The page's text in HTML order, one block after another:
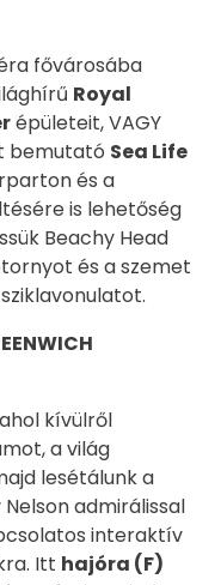
fővárosába
Royal
épületeit, VAGY
bemutató Sea Life
és a
is lehetőség
Beachy Head
és a szemet
kívülről
a világ
lesétálunk a
admirálissal
interaktív
Itt hajóra (F)